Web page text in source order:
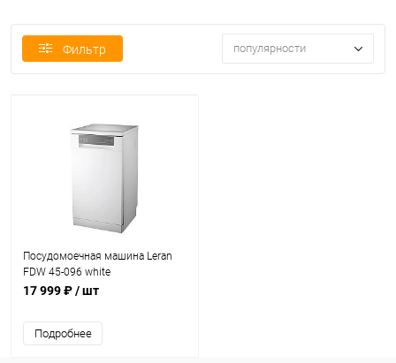
Фильтр популярности
Посудомоечная машина Leran
FDW 45-096 white
17 999 ₽/ шт
Подробнее